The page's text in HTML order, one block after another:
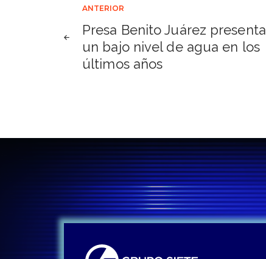
Navegación
de
entradas
ANTERIOR
Presa Benito Juárez presenta
un bajo nivel de agua en los
últimos años